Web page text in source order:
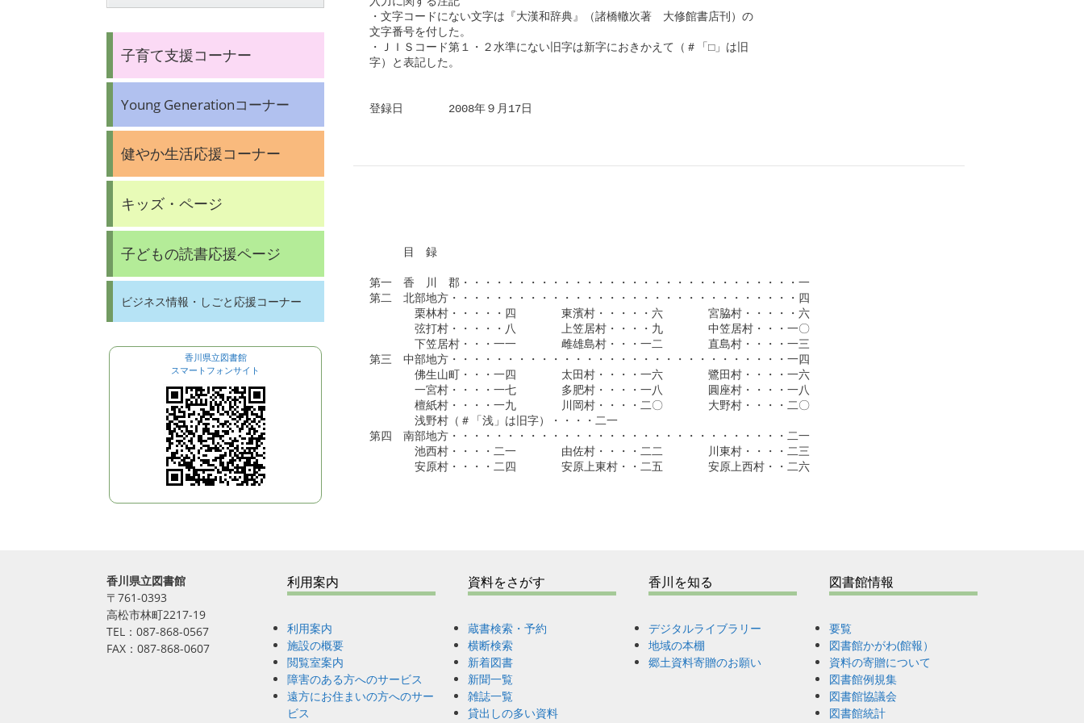
・文字コードにない文字は『大漢和辞典』（諸橋轍次著　大修館書店刊）の
文字番号を付した。
・ＪＩＳコード第１・２水準にない旧字は新字におきかえて（＃「□」は旧
字）と表記した。
登録日　　　　2008年９月17日
目　録
第一　香　川　郡・・・・・・・・・・・・・・・・・・・・・・・・・・・・・・一
第二　北部地方・・・・・・・・・・・・・・・・・・・・・・・・・・・・・・・四
栗林村・・・・・四　　　　東濱村・・・・・六　　　　宮脇村・・・・・六
弦打村・・・・・八　　　　上笠居村・・・・九　　　　中笠居村・・・一〇
下笠居村・・・一一　　　　雌雄島村・・・一二　　　　直島村・・・・一三
第三　中部地方・・・・・・・・・・・・・・・・・・・・・・・・・・・・・・一四
佛生山町・・・一四　　　　太田村・・・・一六　　　　鷺田村・・・・一六
一宮村・・・・一七　　　　多肥村・・・・一八　　　　圓座村・・・・一八
檀紙村・・・・一九　　　　川岡村・・・・二〇　　　　大野村・・・・二〇
浅野村（＃「浅」は旧字）・・・・二一
第四　南部地方・・・・・・・・・・・・・・・・・・・・・・・・・・・・・・二一
池西村・・・・二一　　　　由佐村・・・・二二　　　　川東村・・・・二三
安原村・・・・二四　　　　安原上東村・・二五　　　　安原上西村・・二六
子育て支援コーナー
Young Generationコーナー
健やか生活応援コーナー
キッズ・ページ
子どもの読書応援ページ
ビジネス情報・しごと応援コーナー
香川県立図書館
スマートフォンサイト
香川県立図書館
〒761-0393
高松市林町2217-19
TEL：087-868-0567
FAX：087-868-0607
利用案内
利用案内
施設の概要
閲覧室案内
障害のある方へのサービス
遠方にお住まいの方へのサー
ビス
資料をさがす
蔵書検索・予約
横断検索
新着図書
新聞一覧
雑誌一覧
貸出しの多い資料
香川を知る
デジタルライブラリー
地域の本棚
郷土資料寄贈のお願い
図書館情報
要覧
図書館かがわ(館報）
資料の寄贈について
図書館例規集
図書館協議会
図書館統計